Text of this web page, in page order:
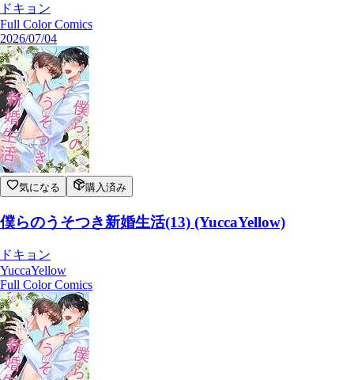
ドキョン
Full Color Comics
2026/07/04
気になる 購入済み
僕らのうそつき新婚生活(13) (YuccaYellow)
ドキョン
YuccaYellow
Full Color Comics